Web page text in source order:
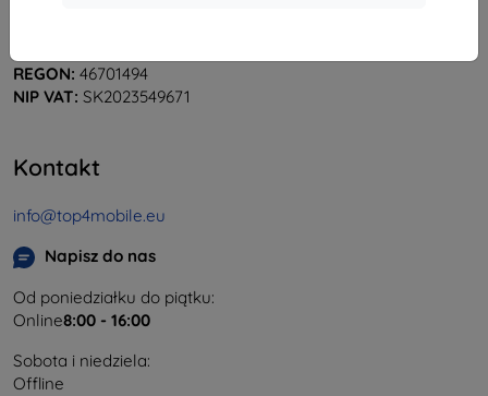
REGON: 46701494
NIP VAT: SK2023549671
Kontakt
info@top4mobile.eu
Napisz do nas
Od poniedziałku do piątku:
Online8:00 - 16:00
Sobota i niedziela:
Offline